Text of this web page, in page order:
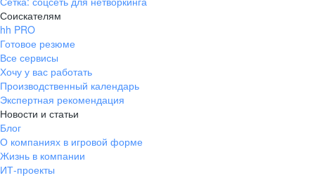
Соискателям
hh PRO
Готовое резюме
Все сервисы
Хочу у вас работать
Производственный календарь
Экспертная рекомендация
Новости и статьи
Блог
О компаниях в игровой форме
Жизнь в компании
ИТ-проекты